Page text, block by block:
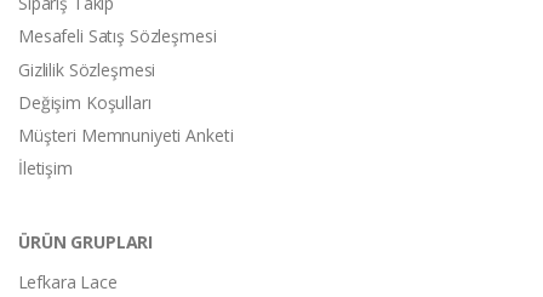
Mesafeli Satış Sözleşmesi
Gizlilik Sözleşmesi
Değişim Koşulları
Müşteri Memnuniyeti Anketi
İletişim
ÜRÜN GRUPLARI
Lefkara Lace